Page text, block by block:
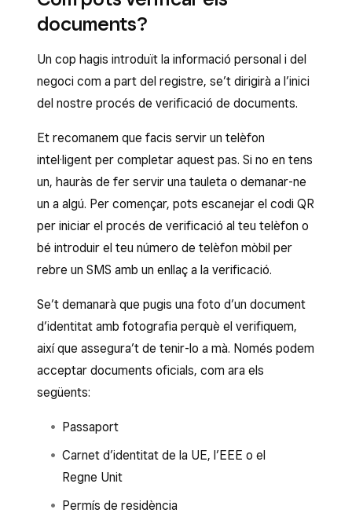
documents?
Un cop hagis introduït la informació personal i del
negoci com a part del registre, se’t dirigirà a l’inici
del nostre procés de verificació de documents.
Et recomanem que facis servir un telèfon
intel·ligent per completar aquest pas. Si no en tens
un, hauràs de fer servir una tauleta o demanar-ne
un a algú. Per començar, pots escanejar el codi QR
per iniciar el procés de verificació al teu telèfon o
bé introduir el teu número de telèfon mòbil per
rebre un SMS amb un enllaç a la verificació.
Se’t demanarà que pugis una foto d’un document
d’identitat amb fotografia perquè el verifiquem,
així que assegura’t de tenir-lo a mà. Només podem
acceptar documents oficials, com ara els
següents:
Passaport
Carnet d’identitat de la UE, l’EEE o el
Regne Unit
Permís de residència